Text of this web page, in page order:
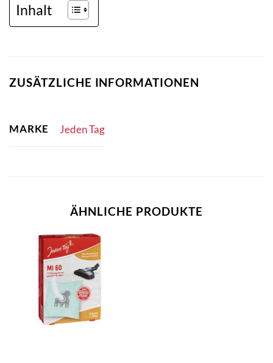
Inhalt
ZUSÄTZLICHE INFORMATIONEN
MARKE Jeden Tag
ÄHNLICHE PRODUKTE